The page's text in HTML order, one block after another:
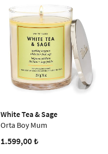
White Tea & Sage
Orta Boy Mum
1.599,00 ₺